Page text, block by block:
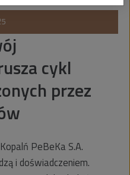
cykl
przez
PeBeKa S.A.
i doświadczeniem.